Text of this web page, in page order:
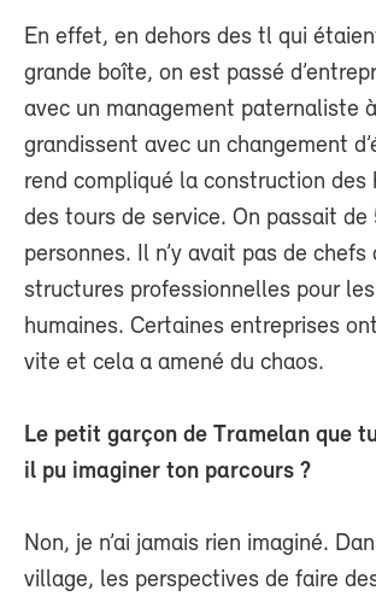
En effet, en dehors des tl qui
grande boîte, on est passé
avec un management paternaliste
grandissent avec un changement
rend compliqué la construction des
des tours de service. On passait de
personnes. Il n’y avait pas de chefs
structures professionnelles pour
humaines. Certaines entreprises
vite et cela a amené du chaos.
Le petit garçon de Tramelan que
il pu imaginer ton parcours ?
Non, je n’ai jamais rien imaginé.
village, les perspectives de faire